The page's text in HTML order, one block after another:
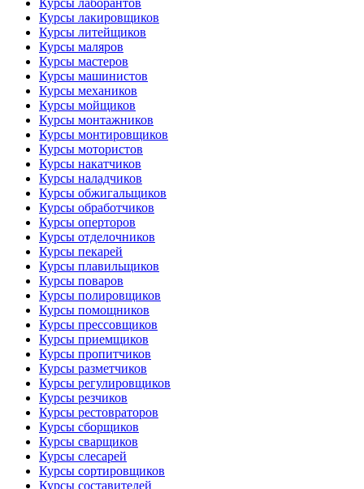
Курсы лаборантов
Курсы лакировщиков
Курсы литейщиков
Курсы маляров
Курсы мастеров
Курсы машинистов
Курсы механиков
Курсы мойщиков
Курсы монтажников
Курсы монтировщиков
Курсы мотористов
Курсы накатчиков
Курсы наладчиков
Курсы обжигальщиков
Курсы обработчиков
Курсы оперторов
Курсы отделочников
Курсы пекарей
Курсы плавильщиков
Курсы поваров
Курсы полировщиков
Курсы помощников
Курсы прессовщиков
Курсы приемщиков
Курсы пропитчиков
Курсы разметчиков
Курсы регулировщиков
Курсы резчиков
Курсы рестовраторов
Курсы сборщиков
Курсы сварщиков
Курсы слесарей
Курсы сортировщиков
Курсы составителей